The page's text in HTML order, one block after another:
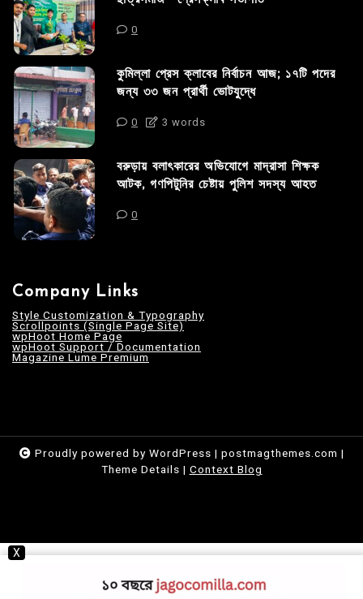
0
কুমিল্লা প্রেস ক্লাবের নির্বাচন আজ; ১৭টি পদের
জন্য ৩৩ জন প্রার্থী ভোটযুদ্ধে
0 3 words
বরুড়ায় বলাৎকারের অভিযোগে মাদ্রাসা শিক্ষক
আটক, গণপিটুনির চেষ্টায় পুলিশ সদস্য আহত
0
Company Links
Style Customization & Typography
Scrollpoints (Single Page Site)
wpHoot Home Page
wpHoot Support / Documentation
Magazine Lume Premium
Proudly powered by WordPress | postmagthemes.com |
Theme Details | Context Blog
X